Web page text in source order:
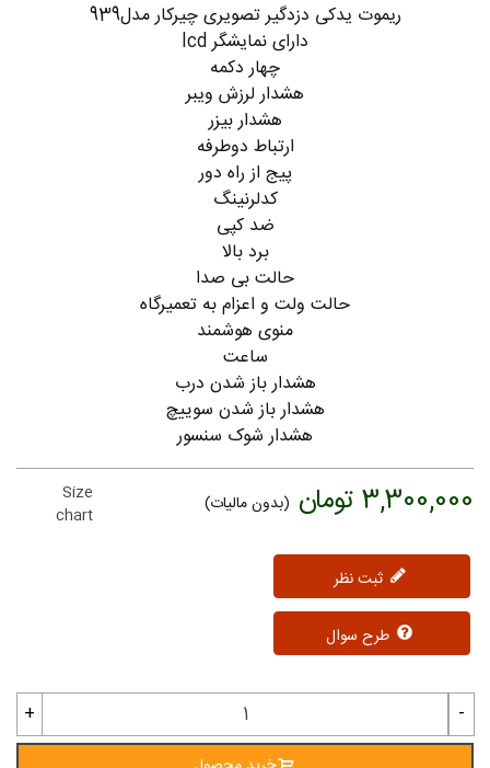
ریموت یدکی دزدگیر تصویری چیرکار مدل939
دارای نمایشگر lcd
چهار دکمه
هشدار لرزش ویبر
هشدار بیزر
ارتباط دوطرفه
پیج از راه دور
کدلرنینگ
ضد کپی
برد بالا
حالت بی صدا
حالت ولت و اعزام به تعمیرگاه
منوی هوشمند
ساعت
هشدار باز شدن درب
هشدار باز شدن سوییچ
هشدار شوک سنسور
3,300,000 تومان (بدون مالیات)
ثبت نظر
Size
chart
-
+